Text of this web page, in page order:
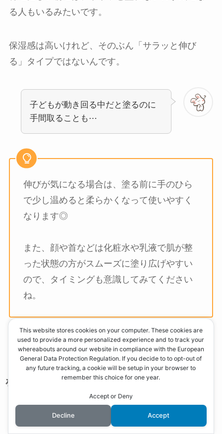
る人もいるみたいです。
保湿感は高いけれど、そのぶん「サラッと伸び
る」タイプではないんです。
子どもが動き回る中だと塗るのに
手間取ることも⋯
伸びが気になる場合は、塗る前に手のひら
で少し温めると柔らかくなって使いやすく
なります◎
また、顔や首などは化粧水や乳液で肌が整
った状態の方がスムーズに塗り広げやすい
ので、タイミングも意識してみてください
ね。
【本音で口コミ】トータルアウトドアUV
を1歳児ママさんに試してもらった！
1歳のお子さんを育てるママさん に、トータルアウ
This website stores cookies on your computer. These cookies are
used to provide a more personalized experience and to track your
whereabouts around our website in compliance with the European
General Data Protection Regulation. If you decide to to opt-out of
any future tracking, a cookie will be setup in your browser to
remember this choice for one year.
Accept or Deny
Decline Accept